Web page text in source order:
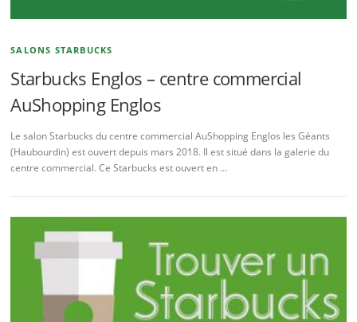
SALONS STARBUCKS
Starbucks Englos – centre commercial
AuShopping Englos
Le salon Starbucks du centre commercial AuShopping Englos les Géants
(Haubourdin) est ouvert depuis mars 2018. Il est situé dans la galerie du
centre commercial. Ce Starbucks est ouvert en …